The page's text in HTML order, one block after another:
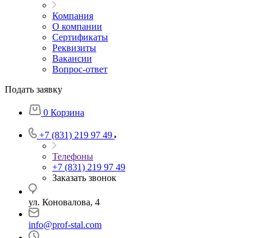
Компания
О компании
Сертификаты
Реквизиты
Вакансии
Вопрос-ответ
Подать заявку
0 Корзина
+7 (831) 219 97 49
Телефоны
+7 (831) 219 97 49
Заказать звонок
ул. Коновалова, 4
info@prof-stal.com